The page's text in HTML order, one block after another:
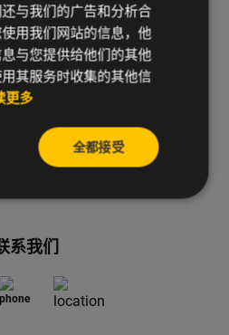
系我们
与我们的广告和分析合
用我们网站的信息，他
与您提供给他们的其他
其服务时收集的其他信
更多
全都接受